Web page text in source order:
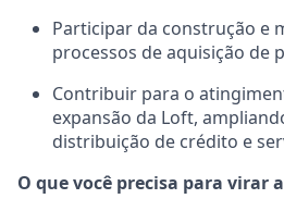
Participar da construção e
processos de aquisição de
Contribuir para o
expansão da Loft,
distribuição de crédito e
O que você precisa para virar